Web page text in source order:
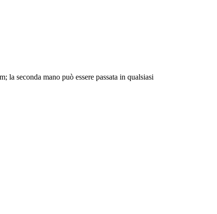
la seconda mano può essere passata in qualsiasi